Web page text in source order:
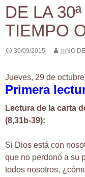
DE LA
TIEMPO
30/09/2015 ¡¡¡NO
Jueves, 29 de
Primera
Lectura de la carta
(8,31b-39):
Si Dios está con
que no perdonó a su
todos nosotros,